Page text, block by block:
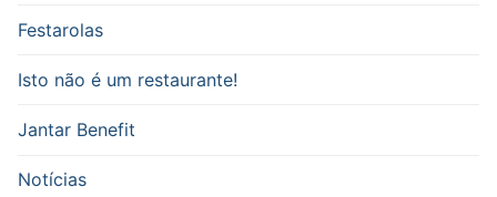
Festarolas
Isto não é um restaurante!
Jantar Benefit
Notícias